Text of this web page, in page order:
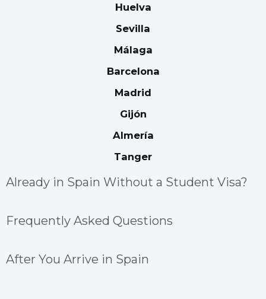
Huelva
Sevilla
Málaga
Barcelona
Madrid
Gijón
Almería
Tanger
Already in Spain Without a Student Visa?
Frequently Asked Questions
After You Arrive in Spain